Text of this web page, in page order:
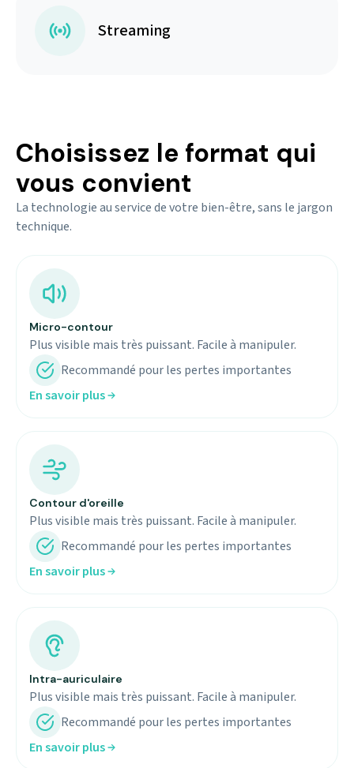
Streaming
Choisissez le format qui
vous convient
La technologie au service de votre bien-être, sans le jargon
technique.
Micro-contour
Plus visible mais très puissant. Facile à manipuler.
Recommandé pour les pertes importantes
En savoir plus
Contour d'oreille
Plus visible mais très puissant. Facile à manipuler.
Recommandé pour les pertes importantes
En savoir plus
Intra-auriculaire
Plus visible mais très puissant. Facile à manipuler.
Recommandé pour les pertes importantes
En savoir plus